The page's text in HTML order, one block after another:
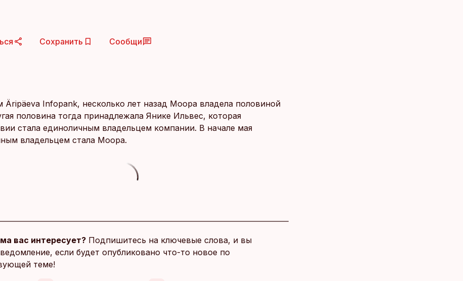
Сохранить Сообщи
Infopank, несколько лет назад Моора владела половиной
половина тогда принадлежала Янике Ильвес, которая
стала единоличным владельцем компании. В начале мая
владельцем стала Моора.
вас интересует? Подпишитесь на ключевые слова, и вы
если будет опубликовано что-то новое по
теме!